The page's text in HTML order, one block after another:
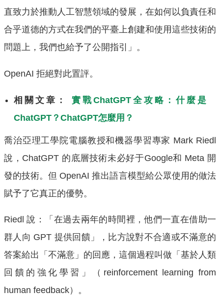
直致力於推動人工智慧領域的發展，在如何以負責任和
合乎道德的方式在我們的平臺上創建和使用這些技術的
問題上，我們也給予了公開指引」。
OpenAI 拒絕對此置評。
相關文章：實戰ChatGPT全攻略：什麼是
ChatGPT？ChatGPT怎麼用？
喬治亞理工學院電腦教授和機器學習專家 Mark Riedl
說，ChatGPT 的底層技術未必好于Google和 Meta 開
發的技術。但 OpenAI 推出語言模型給公眾使用的做法
賦予了它真正的優勢。
Riedl 說：「在過去兩年的時間裡，他們一直在借助一
群人向 GPT 提供回饋」，比方說對不合適或不滿意的
答案給出「不滿意」的回應，這個過程叫做「基於人類
回饋的強化學習」（reinforcement learning from
human feedback）。